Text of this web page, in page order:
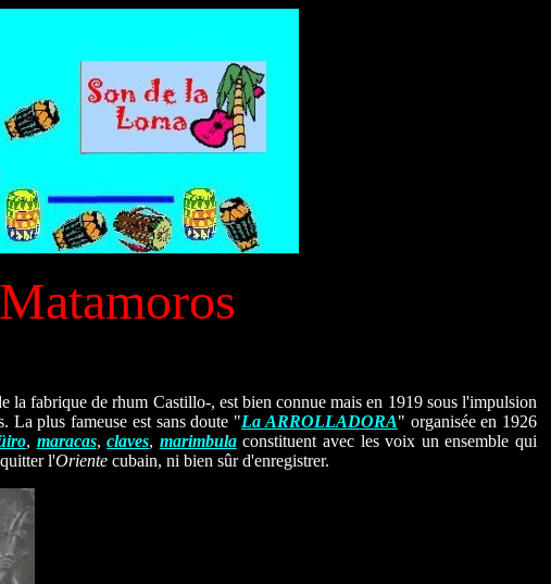
la fabrique de rhum Castillo-, est bien connue mais en 1919 sous l'impulsion
La plus fameuse est sans doute "La ARROLLADORA" organisée en 1926
, maracas,claves, marimbulaconstituent avec les voix un ensemble qui
l'Oriente cubain, ni bien sûr d'enregistrer.